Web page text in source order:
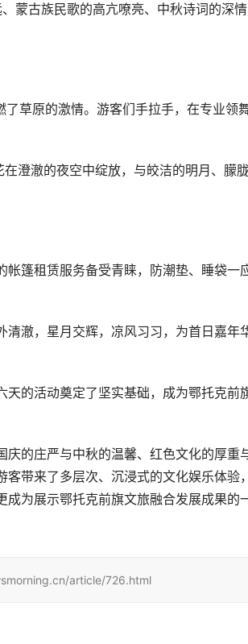
蒙古族民歌的高亢嘹亮、中秋诗词的深
草原的激情。游客们手拉手，在专业领
澄澈的夜空中绽放，与皎洁的明月、朦
篷租赁服务备受青睐，防潮垫、睡袋一
澈，星月交辉，凉风习习，为首日嘉年
的活动奠定了坚实基础，成为鄂托克前
庆的庄严与中秋的温馨、红色文化的厚重
带来了多层次、沉浸式的文化娱乐体验
为展示鄂托克前旗文旅融合发展成果的
article/726.html